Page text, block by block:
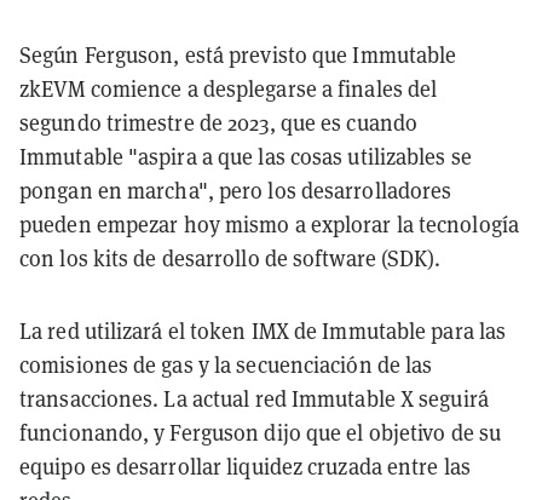
Según Ferguson, está previsto que Immutable
zkEVM comience a desplegarse a finales del
segundo trimestre de 2023, que es cuando
Immutable "aspira a que las cosas utilizables se
pongan en marcha", pero los desarrolladores
pueden empezar hoy mismo a explorar la tecnología
con los kits de desarrollo de software (SDK).
La red utilizará el token IMX de Immutable para las
comisiones de gas y la secuenciación de las
transacciones. La actual red Immutable X seguirá
funcionando, y Ferguson dijo que el objetivo de su
equipo es desarrollar liquidez cruzada entre las